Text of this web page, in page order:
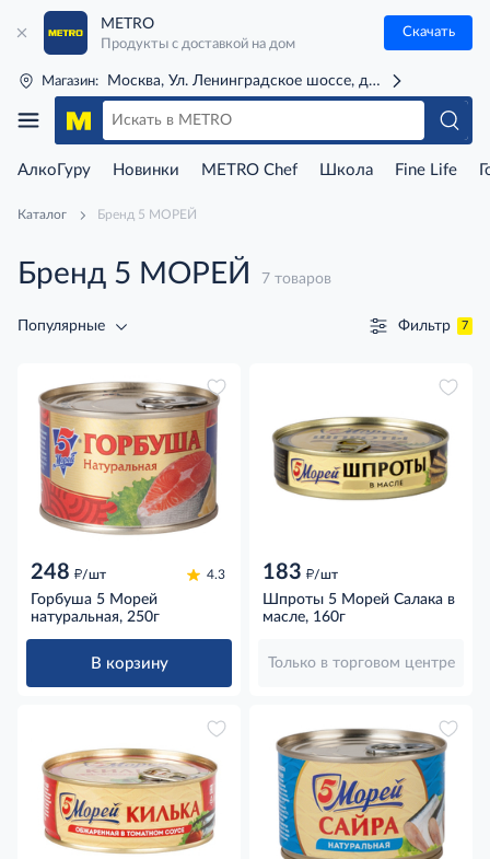
METRO
Продукты с доставкой на дом
Скачать
Магазин: Москва, Ул. Ленинградское шоссе, д. 71Г (м. Речной
АлкоГуру Новинки METRO Chef Школа Fine Life
Каталог Бренд 5 МОРЕЙ
Бренд 5 МОРЕЙ 7 товаров
Популярные Фильтр 7
248 д/шт 4.3
Горбуша 5 Морей
натуральная, 250г
В корзину
183 д/шт
Шпроты 5 Морей Салака в
масле, 160г
Только в торговом центре